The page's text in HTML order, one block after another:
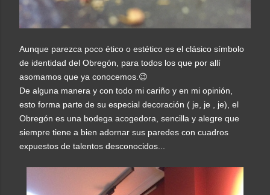
Aunque parezca poco ético o estético es el clásico símbolo
de identidad del Obregón, para todos los que por allí
asomamos que ya conocemos.😉
De alguna manera y con todo mi cariño y en mi opinión,
esto forma parte de su especial decoración ( je, je , je), el
Obregón es una bodega acogedora, sencilla y alegre que
siempre tiene a bien adornar sus paredes con cuadros
expuestos de talentos desconocidos...